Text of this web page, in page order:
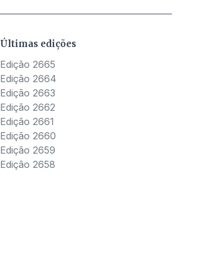
Últimas edições
Edição 2665
Edição 2664
Edição 2663
Edição 2662
Edição 2661
Edição 2660
Edição 2659
Edição 2658